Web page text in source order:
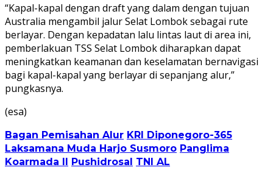
“Kapal-kapal dengan draft yang dalam dengan tujuan
Australia mengambil jalur Selat Lombok sebagai rute
berlayar. Dengan kepadatan lalu lintas laut di area ini,
pemberlakuan TSS Selat Lombok diharapkan dapat
meningkatkan keamanan dan keselamatan bernavigasi
bagi kapal-kapal yang berlayar di sepanjang alur,”
pungkasnya.
(esa)
Bagan Pemisahan Alur KRI Diponegoro-365
Laksamana Muda Harjo Susmoro Panglima
Koarmada II Pushidrosal TNI AL